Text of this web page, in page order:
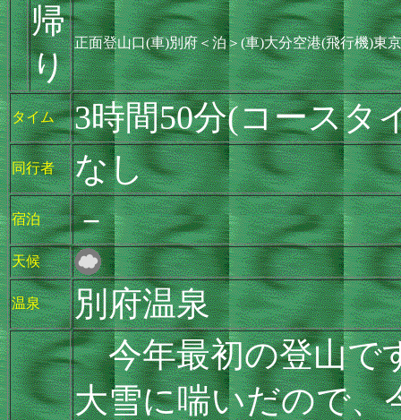
帰
り
正面登山口(車)別府＜泊＞(車)大分空港(飛行機)東京
タイム 3時間50分(コースタ
同行者 なし
宿泊 －
天候
温泉 別府温泉
今年最初の登山で
大雪に喘いだので、